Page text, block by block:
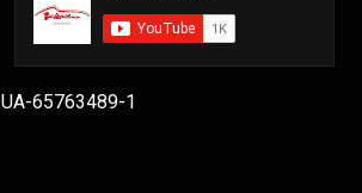
UA-65763489-1